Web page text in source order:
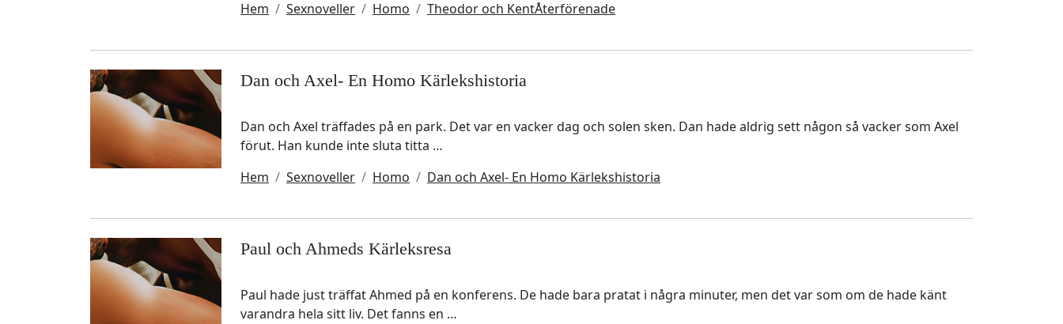
Hem
Sexnoveller Homo Theodor och KentÅterförenade
Dan och Axel- En Homo Kärlekshistoria
Dan och Axel träffades på en park. Det var en vacker dag och solen sken. Dan hade aldrig sett någon så vacker som Axel
förut. Han kunde inte sluta titta …
Hem
Sexnoveller Homo Dan och Axel- En Homo Kärlekshistoria
Paul och Ahmeds Kärleksresa
Paul hade just träffat Ahmed på en konferens. De hade bara pratat i några minuter, men det var som om de hade känt
varandra hela sitt liv. Det fanns en …